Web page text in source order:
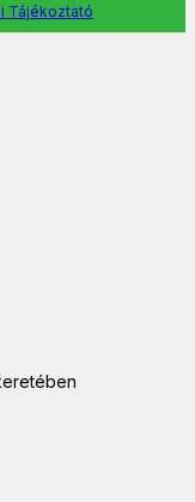
Tájékoztató